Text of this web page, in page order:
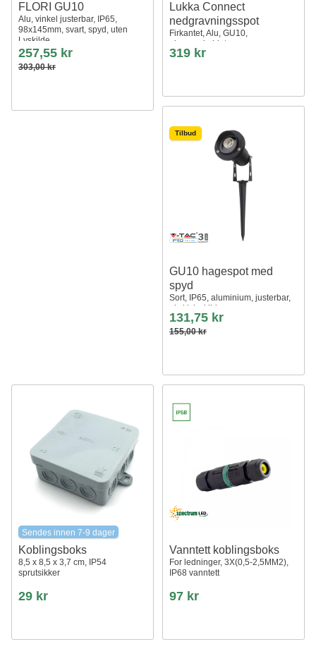
FLORI GU10
Alu, vinkel justerbar, IP65,
98x145mm, svart, spyd, uten
Lyskilde
257,55 kr
303,00 kr
Lukka Connect
nedgravningsspot
Firkantet, Alu, GU10,
gjennomkoblet
319 kr
Tilbud
GU10 hagespot med
spyd
Sort, IP65, aluminium, justerbar,
ekskl. lyskilde
131,75 kr
155,00 kr
Sendes innen 7-9 dager
Koblingsboks
8,5 x 8,5 x 3,7 cm, IP54
sprutsikker
29 kr
Vanntett koblingsboks
For ledninger, 3X(0,5-2,5MM2),
IP68 vanntett
97 kr